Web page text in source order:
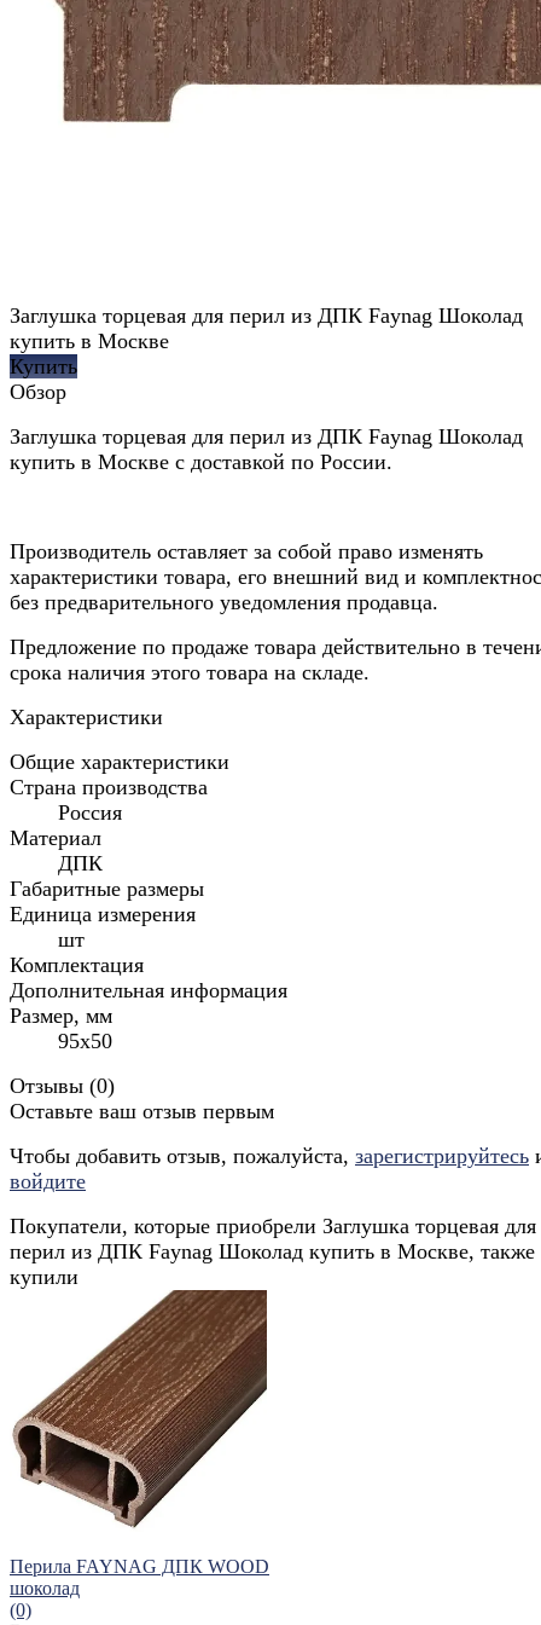
Заглушка торцевая для перил из ДПК Faynag Шоколад
купить в Москве
Купить
Обзор
Заглушка торцевая для перил из ДПК Faynag Шоколад
купить в Москве с доставкой по России.
Производитель оставляет за собой право изменять
характеристики товара, его внешний вид и
без предварительного уведомления продавца.
Предложение по продаже товара действительно в
срока наличия этого товара на складе.
Характеристики
Общие характеристики
Страна производства
Россия
Материал
ДПК
Габаритные размеры
Единица измерения
шт
Комплектация
Дополнительная информация
Размер, мм
95х50
Отзывы (0)
Оставьте ваш отзыв первым
Чтобы добавить отзыв, пожалуйста, зарегистрируйтесь
войдите
Покупатели, которые приобрели Заглушка торцевая для
перил из ДПК Faynag Шоколад купить в Москве, также
купили
Перила FAYNAG ДПК WOOD
шоколад
(0)